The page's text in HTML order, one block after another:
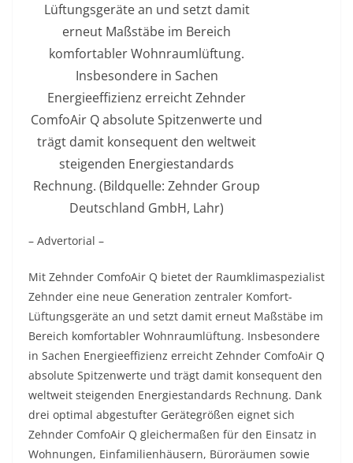
Lüftungsgeräte an und setzt damit
erneut Maßstäbe im Bereich
komfortabler Wohnraumlüftung.
Insbesondere in Sachen
Energieeffizienz erreicht Zehnder
ComfoAir Q absolute Spitzenwerte und
trägt damit konsequent den weltweit
steigenden Energiestandards
Rechnung. (Bildquelle: Zehnder Group
Deutschland GmbH, Lahr)
– Advertorial –
Mit Zehnder ComfoAir Q bietet der Raumklimaspezialist
Zehnder eine neue Generation zentraler Komfort-
Lüftungsgeräte an und setzt damit erneut Maßstäbe im
Bereich komfortabler Wohnraumlüftung. Insbesondere
in Sachen Energieeffizienz erreicht Zehnder ComfoAir Q
absolute Spitzenwerte und trägt damit konsequent den
weltweit steigenden Energiestandards Rechnung. Dank
drei optimal abgestufter Gerätegrößen eignet sich
Zehnder ComfoAir Q gleichermaßen für den Einsatz in
Wohnungen, Einfamilienhäusern, Büroräumen sowie